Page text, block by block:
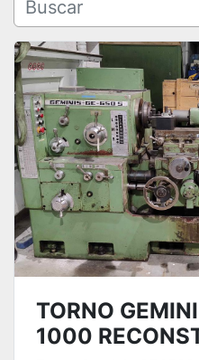
Condición
TORNO
1000